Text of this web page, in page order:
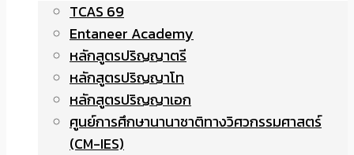
TCAS 69
Entaneer Academy
หลักสูตรปริญญาตรี
หลักสูตรปริญญาโท
หลักสูตรปริญญาเอก
ศูนย์การศึกษานานาชาติทางวิศวกรรมศาสตร์
(CM-IES)